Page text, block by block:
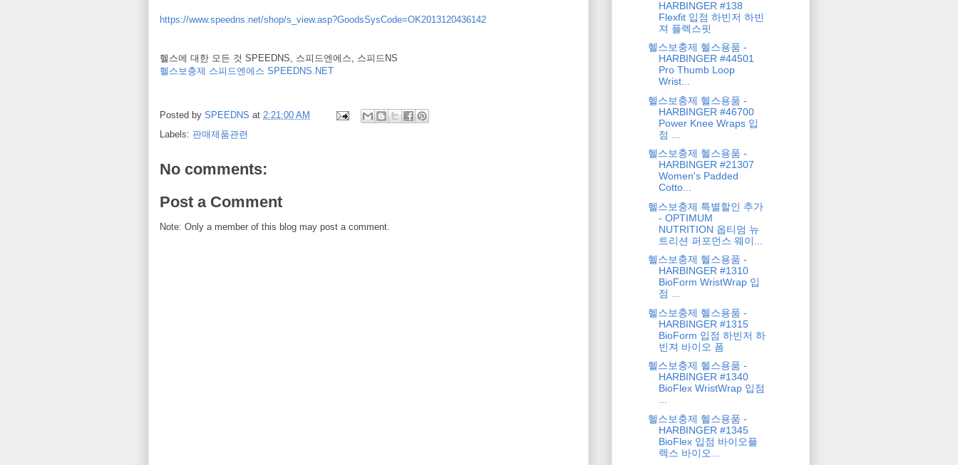
https://www.speedns.net/shop/s_view.asp?GoodsSysCode=OK2013120436142
헬스에 대한 모든 것 SPEEDNS, 스피드엔에스, 스피드NS
헬스보충제 스피드엔에스 SPEEDNS.NET
Posted by SPEEDNS at 2:21:00 AM
Labels: 판매제품관련
No comments:
Post a Comment
Note: Only a member of this blog may post a comment.
HARBINGER #138
Flexfit 입점 하빈저 하빈
져 플렉스핏
헬스보충제 헬스용품 -
HARBINGER #44501
Pro Thumb Loop
Wrist...
헬스보충제 헬스용품 -
HARBINGER #46700
Power Knee Wraps 입
점 ...
헬스보충제 헬스용품 -
HARBINGER #21307
Women's Padded
Cotto...
헬스보충제 특별할인 추가
- OPTIMUM
NUTRITION 옵티멈 뉴
트리션 퍼포먼스 웨이...
헬스보충제 헬스용품 -
HARBINGER #1310
BioForm WristWrap 입
점 ...
헬스보충제 헬스용품 -
HARBINGER #1315
BioForm 입점 하빈저 하
빈져 바이오 폼
헬스보충제 헬스용품 -
HARBINGER #1340
BioFlex WristWrap 입점
헬스보충제 헬스용품 -
HARBINGER #1345
BioFlex 입점 바이오플
렉스 바이오...